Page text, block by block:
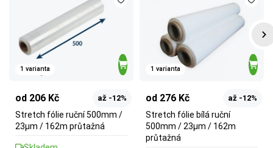
1 varianta
od 206 Kč až -12%
Stretch fólie ruční 500mm /
23µm / 162m průtažná
1 varianta
od 276 Kč až -12%
Stretch fólie bílá ruční
500mm / 23µm / 162m
průtažná